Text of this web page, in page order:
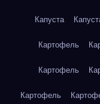
Капуста
Картофель
Картофель
Картофель